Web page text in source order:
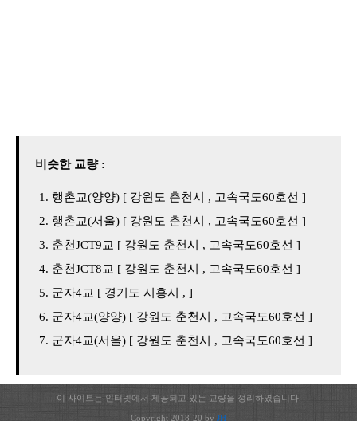
비슷한 교량 :
행촌교(양양) [ 강원도 춘천시 , 고속국도60호선 ]
행촌교(서울) [ 강원도 춘천시 , 고속국도60호선 ]
춘천JCT9교 [ 강원도 춘천시 , 고속국도60호선 ]
춘천JCT8교 [ 강원도 춘천시 , 고속국도60호선 ]
군자4교 [ 경기도 시흥시 , ]
군자4교(양양) [ 강원도 춘천시 , 고속국도60호선 ]
군자4교(서울) [ 강원도 춘천시 , 고속국도60호선 ]
이 사이트는 인터넷에서 제공되고 있는 교량을 정리하였습니다.
Copyright 2018-20 by JH